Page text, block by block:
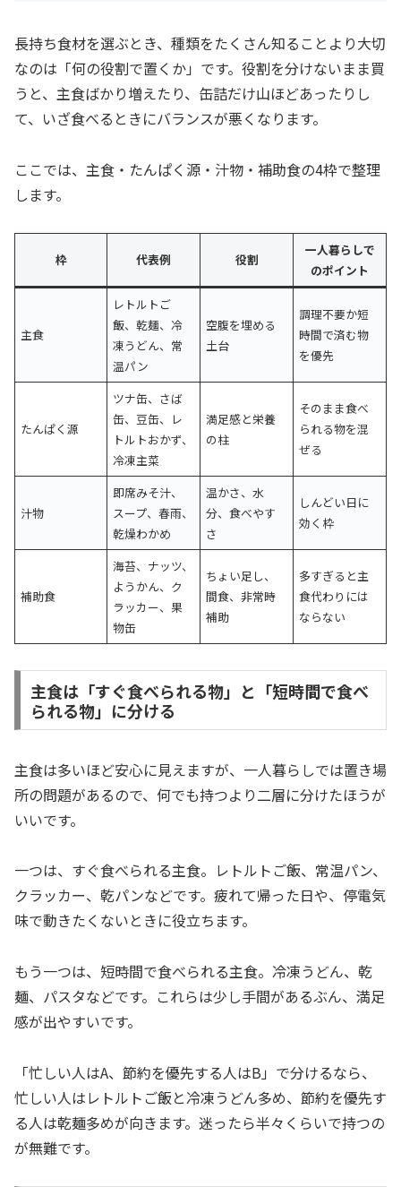
長持ち食材を選ぶとき、種類をたくさん知ることより大切
なのは「何の役割で置くか」です。役割を分けないまま買
うと、主食ばかり増えたり、缶詰だけ山ほどあったりし
て、いざ食べるときにバランスが悪くなります。
ここでは、主食・たんぱく源・汁物・補助食の4枠で整理
します。
枠 代表例 役割
一人暮らしで
のポイント
主食
レトルトご
飯、乾麺、冷
凍うどん、常
温パン
空腹を埋める
土台
調理不要か短
時間で済む物
を優先
たんぱく源
ツナ缶、さば
缶、豆缶、レ
トルトおかず、
冷凍主菜
満足感と栄養
の柱
そのまま食べ
られる物を混
ぜる
汁物
即席みそ汁、
スープ、春雨、
乾燥わかめ
温かさ、水
分、食べやす
さ
しんどい日に
効く枠
補助食
海苔、ナッツ、
ようかん、ク
ラッカー、果
物缶
ちょい足し、
間食、非常時
補助
多すぎると主
食代わりには
ならない
主食は「すぐ食べられる物」と「短時間で食べ
られる物」に分ける
主食は多いほど安心に見えますが、一人暮らしでは置き場
所の問題があるので、何でも持つより二層に分けたほうが
いいです。
一つは、すぐ食べられる主食。レトルトご飯、常温パン、
クラッカー、乾パンなどです。疲れて帰った日や、停電気
味で動きたくないときに役立ちます。
もう一つは、短時間で食べられる主食。冷凍うどん、乾
麺、パスタなどです。これらは少し手間があるぶん、満足
感が出やすいです。
「忙しい人はA、節約を優先する人はB」で分けるなら、
忙しい人はレトルトご飯と冷凍うどん多め、節約を優先す
る人は乾麺多めが向きます。迷ったら半々くらいで持つの
が無難です。